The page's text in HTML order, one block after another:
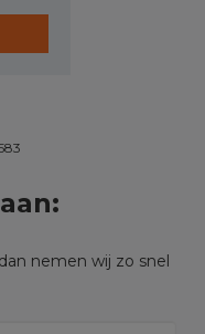
nemen wij zo snel